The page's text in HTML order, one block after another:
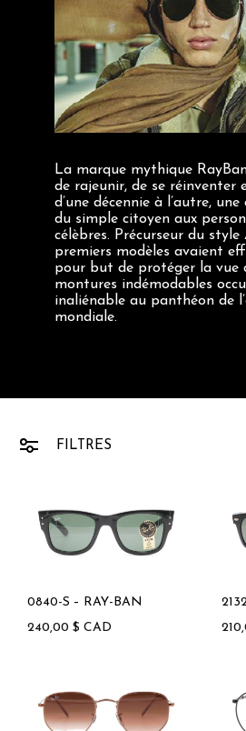
La marque mythique
de rajeunir, de se réinventer
d’une décennie à l’autre,
du simple citoyen aux
célèbres. Précurseur du style
premiers modèles avaient
pour but de protéger la vue
montures indémodables
inaliénable au panthéon de
mondiale.
FILTRES
0840-S – RAY-BAN
240,00 $ CAD